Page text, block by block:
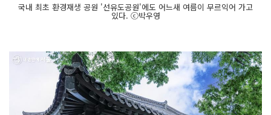
국내 최초 환경재생 공원 '선유도공원'에도 어느새 여름이 무르익어 가고
있다. ⓒ박우영